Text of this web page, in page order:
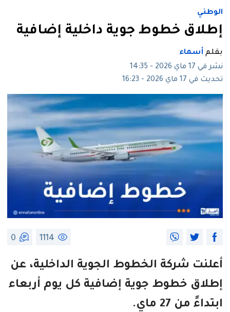
الوطني
إطلاق خطوط جوية داخلية إضافية
بقلم أسماء
نشر في 17 ماي 2026 - 14:35
تحديث في 17 ماي 2026 - 16:23
1114
0
أعلنت شركة الخطوط الجوية الداخلية، عن
إطلاق خطوط جوية إضافية كل يوم أربعاء
ابتداءً من 27 ماي.